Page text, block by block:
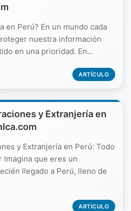
en Perú? En un mundo cada
nuestra información
en una prioridad. En...
ARTÍCULO
y Extranjería en
y Extranjería en Perú: Todo
Imagina que eres un
llegado a Perú, lleno de
ARTÍCULO